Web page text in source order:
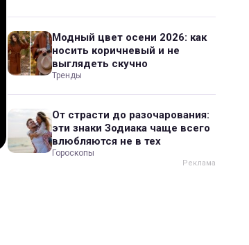
Модный цвет осени 2026: как
носить коричневый и не
выглядеть скучно
Тренды
От страсти до разочарования:
эти знаки Зодиака чаще всего
влюбляются не в тех
Гороскопы